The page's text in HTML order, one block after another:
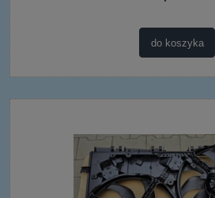
do koszyka